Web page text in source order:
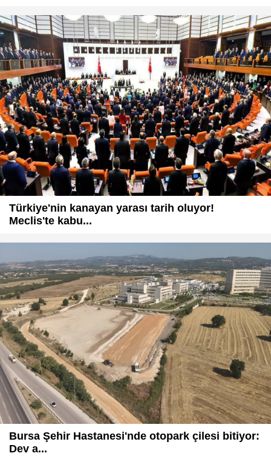
Türkiye'nin kanayan yarası tarih oluyor!
Meclis'te kabu...
Bursa Şehir Hastanesi'nde otopark çilesi bitiyor:
Dev a...